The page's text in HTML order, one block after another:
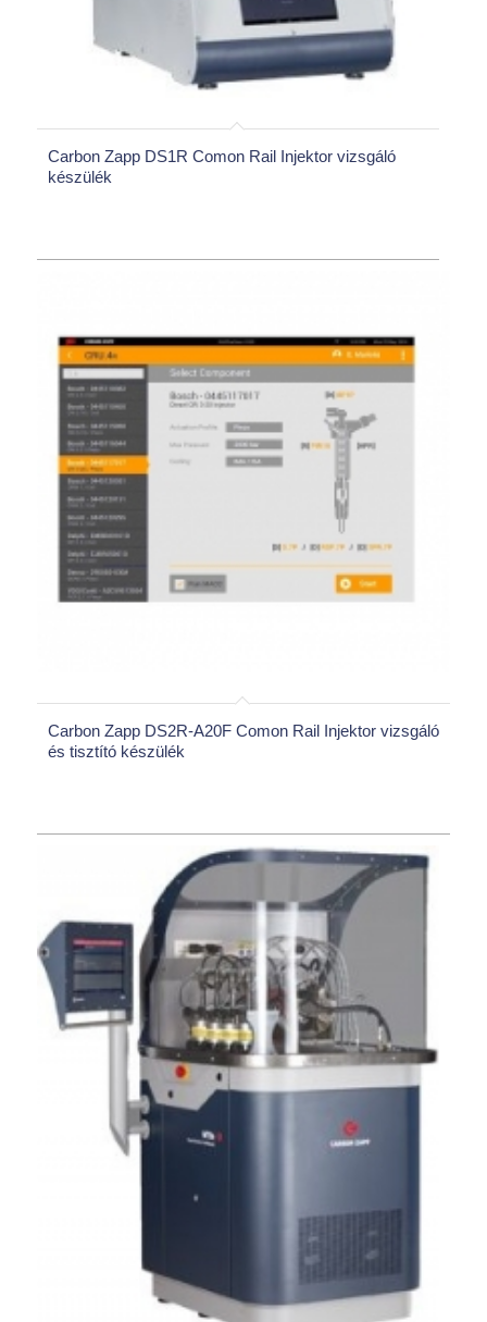
Carbon Zapp DS1R Comon Rail Injektor vizsgáló
készülék
Carbon Zapp DS2R-A20F Comon Rail Injektor vizsgáló
és tisztító készülék